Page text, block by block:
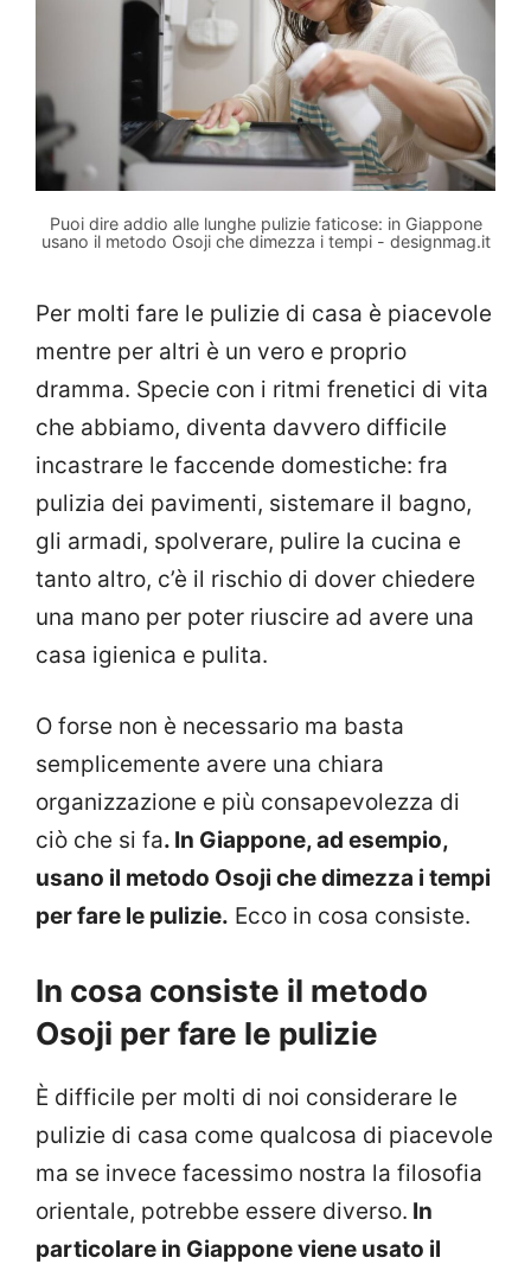
Puoi dire addio alle lunghe pulizie faticose: in Giappone
usano il metodo Osoji che dimezza i tempi - designmag.it
Per molti fare le pulizie di casa è piacevole
mentre per altri è un vero e proprio
dramma. Specie con i ritmi frenetici di vita
che abbiamo, diventa davvero difficile
incastrare le faccende domestiche: fra
pulizia dei pavimenti, sistemare il bagno,
gli armadi, spolverare, pulire la cucina e
tanto altro, c’è il rischio di dover chiedere
una mano per poter riuscire ad avere una
casa igienica e pulita.
O forse non è necessario ma basta
semplicemente avere una chiara
organizzazione e più consapevolezza di
ciò che si fa. In Giappone, ad esempio,
usano il metodo Osoji che dimezza i tempi
per fare le pulizie. Ecco in cosa consiste.
In cosa consiste il metodo
Osoji per fare le pulizie
È difficile per molti di noi considerare le
pulizie di casa come qualcosa di piacevole
ma se invece facessimo nostra la filosofia
orientale, potrebbe essere diverso. In
particolare in Giappone viene usato il